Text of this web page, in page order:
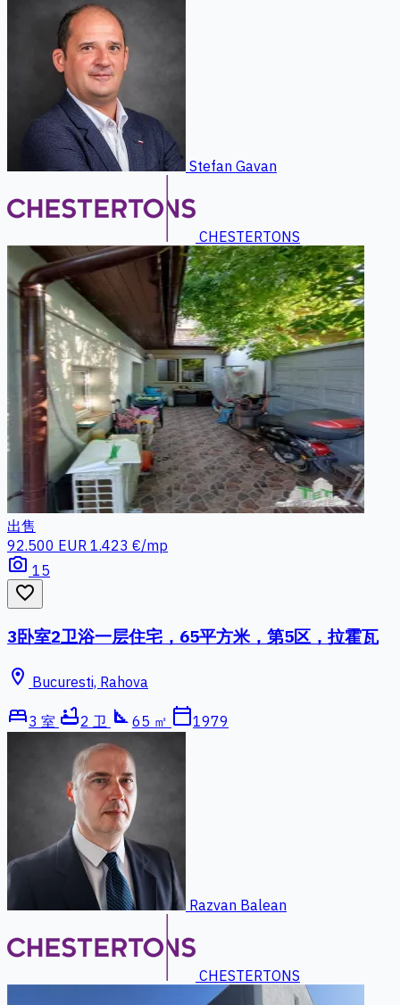
Stefan Gavan
CHESTERTONS
出售
92.500 EUR 1.423 €/mp
photo_camera 15
favorite_border
3卧室2卫浴一层住宅，65平方米，第5区，拉霍瓦
location_on Bucuresti, Rahova
bed3 室 bathtub2 卫 square_foot 65 ㎡ calendar_today1979
Razvan Balean
CHESTERTONS